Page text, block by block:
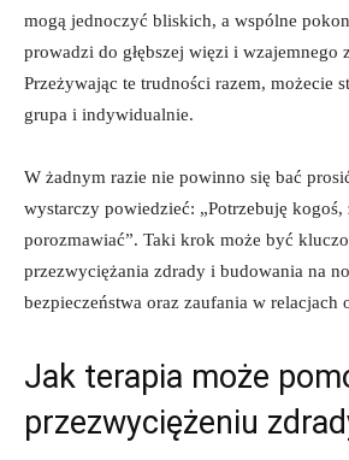
mogą jednoczyć bliskich, a wspólne
prowadzi do głębszej więzi i wzajemnego
Przeżywając te trudności razem, możecie
grupa i indywidualnie.
W żadnym razie nie powinno się bać
wystarczy powiedzieć: „Potrzebuję kogoś,
porozmawiać”. Taki krok może być
przezwyciężania zdrady i budowania na
bezpieczeństwa oraz zaufania w relacjach
Jak terapia może
przezwyciężeniu